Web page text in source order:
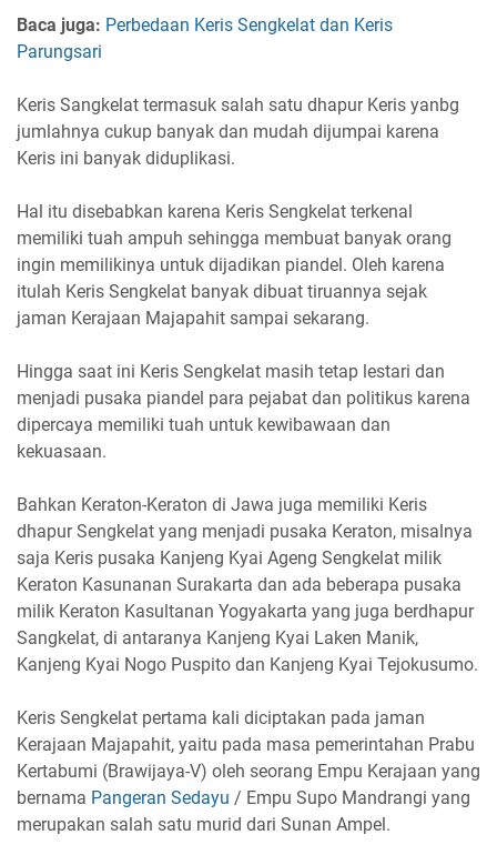
Baca juga: Perbedaan Keris Sengkelat dan Keris
Parungsari
Keris Sangkelat termasuk salah satu dhapur Keris yanbg
jumlahnya cukup banyak dan mudah dijumpai karena
Keris ini banyak diduplikasi.
Hal itu disebabkan karena Keris Sengkelat terkenal
memiliki tuah ampuh sehingga membuat banyak orang
ingin memilikinya untuk dijadikan piandel. Oleh karena
itulah Keris Sengkelat banyak dibuat tiruannya sejak
jaman Kerajaan Majapahit sampai sekarang.
Hingga saat ini Keris Sengkelat masih tetap lestari dan
menjadi pusaka piandel para pejabat dan politikus karena
dipercaya memiliki tuah untuk kewibawaan dan
kekuasaan.
Bahkan Keraton-Keraton di Jawa juga memiliki Keris
dhapur Sengkelat yang menjadi pusaka Keraton, misalnya
saja Keris pusaka Kanjeng Kyai Ageng Sengkelat milik
Keraton Kasunanan Surakarta dan ada beberapa pusaka
milik Keraton Kasultanan Yogyakarta yang juga berdhapur
Sangkelat, di antaranya Kanjeng Kyai Laken Manik,
Kanjeng Kyai Nogo Puspito dan Kanjeng Kyai Tejokusumo.
Keris Sengkelat pertama kali diciptakan pada jaman
Kerajaan Majapahit, yaitu pada masa pemerintahan Prabu
Kertabumi (Brawijaya-V) oleh seorang Empu Kerajaan yang
bernama Pangeran Sedayu / Empu Supo Mandrangi yang
merupakan salah satu murid dari Sunan Ampel.